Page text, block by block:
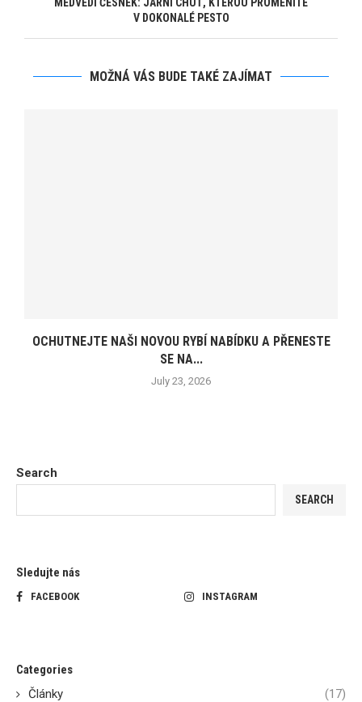
V DOKONALÉ PESTO
MOŽNÁ VÁS BUDE TAKÉ ZAJÍMAT
OCHUTNEJTE NAŠI NOVOU RYBÍ NABÍDKU A PŘENESTE
SE NA...
July 23, 2026
Search
SEARCH
Sledujte nás
FACEBOOK INSTAGRAM
Categories
Články
(17)